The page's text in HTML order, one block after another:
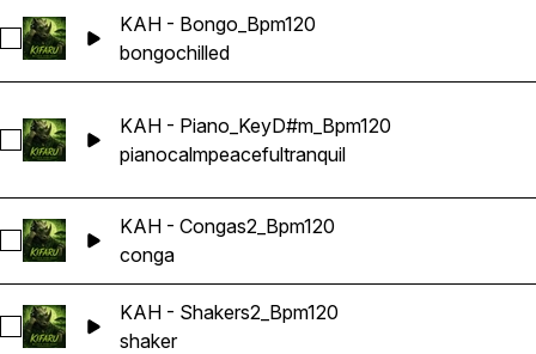
Sélectionnez KAH - Bongo_Bpm120
KAH - Bongo_Bpm120
bongochilled
Sélectionnez KAH - Piano_KeyD#m_Bpm120
KAH - Piano_KeyD#m_Bpm120
pianocalmpeacefultranquil
Sélectionnez KAH - Congas2_Bpm120
KAH - Congas2_Bpm120
conga
Sélectionnez KAH - Shakers2_Bpm120
KAH - Shakers2_Bpm120
shaker